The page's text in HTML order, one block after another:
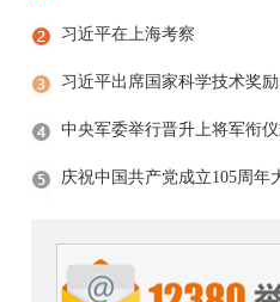
习近平在上海考察